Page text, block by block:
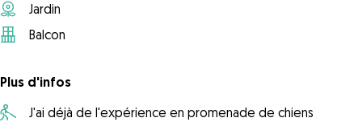
Jardin
Balcon
Plus d'infos
J'ai déjà de l'expérience en promenade de chiens